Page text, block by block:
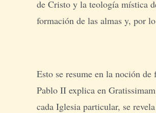
de Cristo y la teología mística
formación de las almas y, por
Esto se resume en la noción
Pablo II explica en
cada Iglesia particular, se